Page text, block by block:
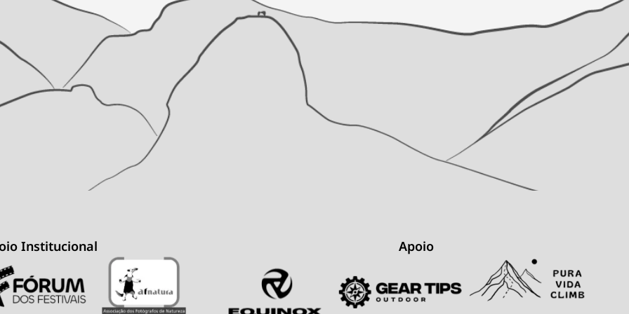
Institucional Apoio